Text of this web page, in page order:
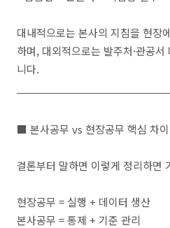
대내적으로는 본사의 지침을 현장
하며, 대외적으로는 발주처·관공
니다.
■ 본사공무 vs 현장공무 핵심 차이
결론부터 말하면 이렇게 정리하면
현장공무 = 실행 + 데이터 생산
본사공무 = 통제 + 기준 관리